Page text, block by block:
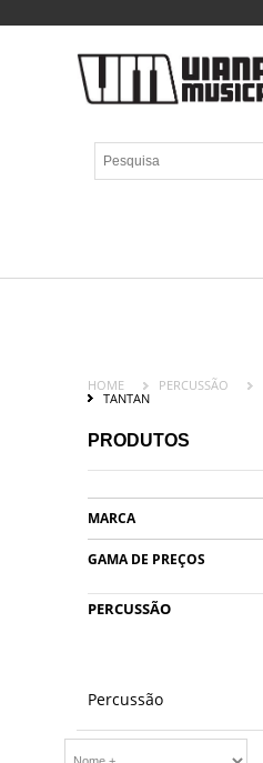
HOME PERCUSSÃO
TANTAN
PRODUTOS
MARCA
GAMA DE PREÇOS
PERCUSSÃO
Percussão